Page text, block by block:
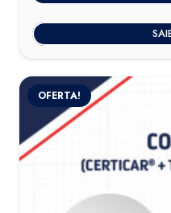
OFERTA!